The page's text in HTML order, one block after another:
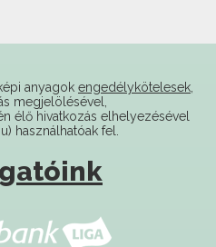
élő hivatkozás elhelyezésével
használhatóak fel.